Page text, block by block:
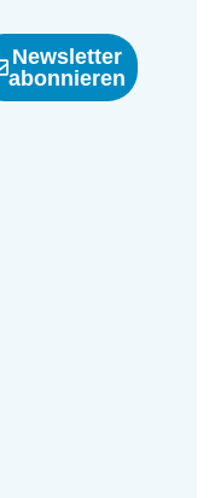
Newsletter
abonnieren